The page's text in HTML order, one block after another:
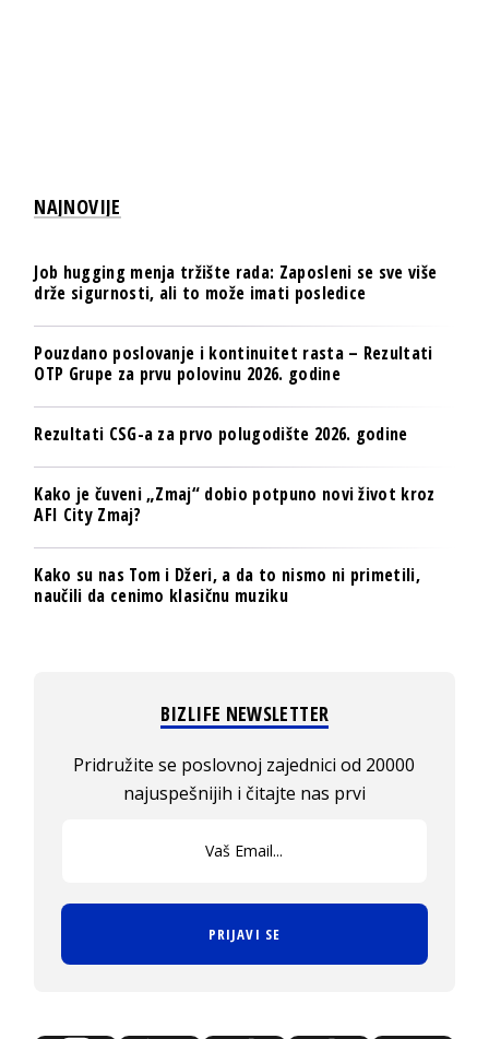
NAJNOVIJE
Job hugging menja tržište rada: Zaposleni se sve više
drže sigurnosti, ali to može imati posledice
Pouzdano poslovanje i kontinuitet rasta – Rezultati
OTP Grupe za prvu polovinu 2026. godine
Rezultati CSG-a za prvo polugodište 2026. godine
Kako je čuveni „Zmaj“ dobio potpuno novi život kroz
AFI City Zmaj?
Kako su nas Tom i Džeri, a da to nismo ni primetili,
naučili da cenimo klasičnu muziku
BIZLIFE NEWSLETTER
Pridružite se poslovnoj zajednici od 20000
najuspešnijih i čitajte nas prvi
PRIJAVI SE